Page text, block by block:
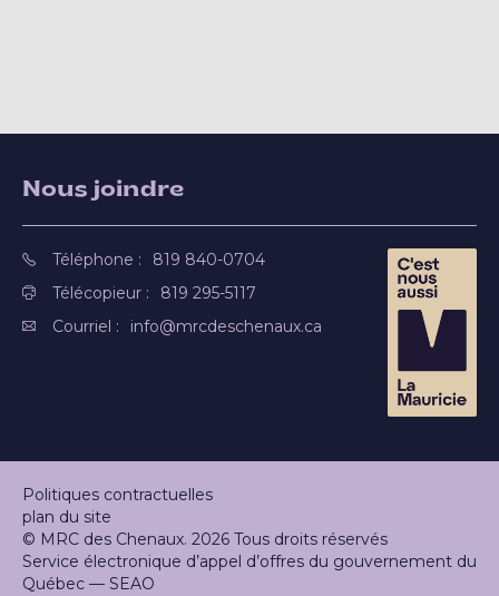
Nous joindre
Téléphone :
819 840-0704
Télécopieur :
819 295-5117
Courriel :
info@mrcdeschenaux.ca
Politiques contractuelles
plan du site
© MRC des Chenaux. 2026 Tous droits réservés
Service électronique d’appel d’offres du gouvernement du
Québec — SEAO